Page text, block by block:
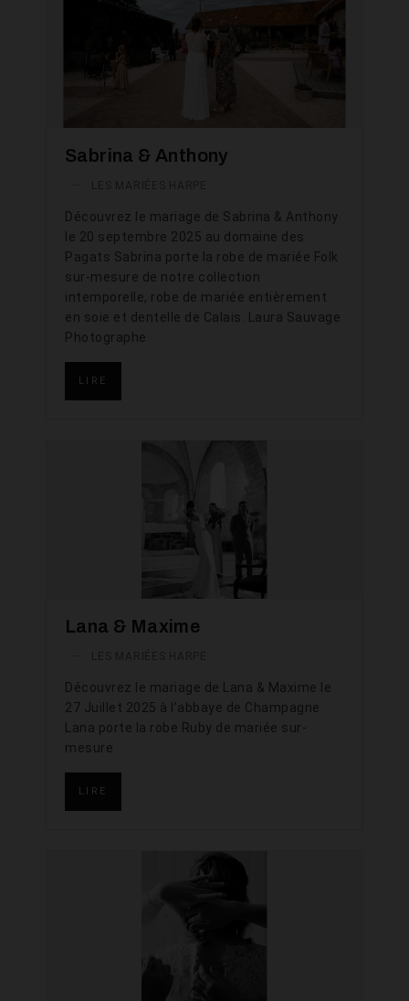
Sabrina & Anthony
Découvrez le mariage de Sabrina & Anthony
le 20 septembre 2025 au domaine des
Pagats Sabrina porte la robe de mariée Folk
sur-mesure de notre collection
intemporelle, robe de mariée entièrement
en soie et dentelle de Calais. Laura Sauvage
Photographe
LIRE
Lana & Maxime
Découvrez le mariage de Lana & Maxime le
27 Juillet 2025 à l'abbaye de Champagne
Lana porte la robe Ruby de mariée sur-
mesure
LIRE